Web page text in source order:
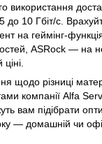
використання
до 10 Гбіт/с.
на геймінг-
ASRock — на
щодо різниці
компанії Alfa
вам підібрати
— домашній чи